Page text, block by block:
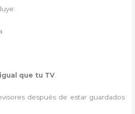
que tu TV.
después de estar guardados